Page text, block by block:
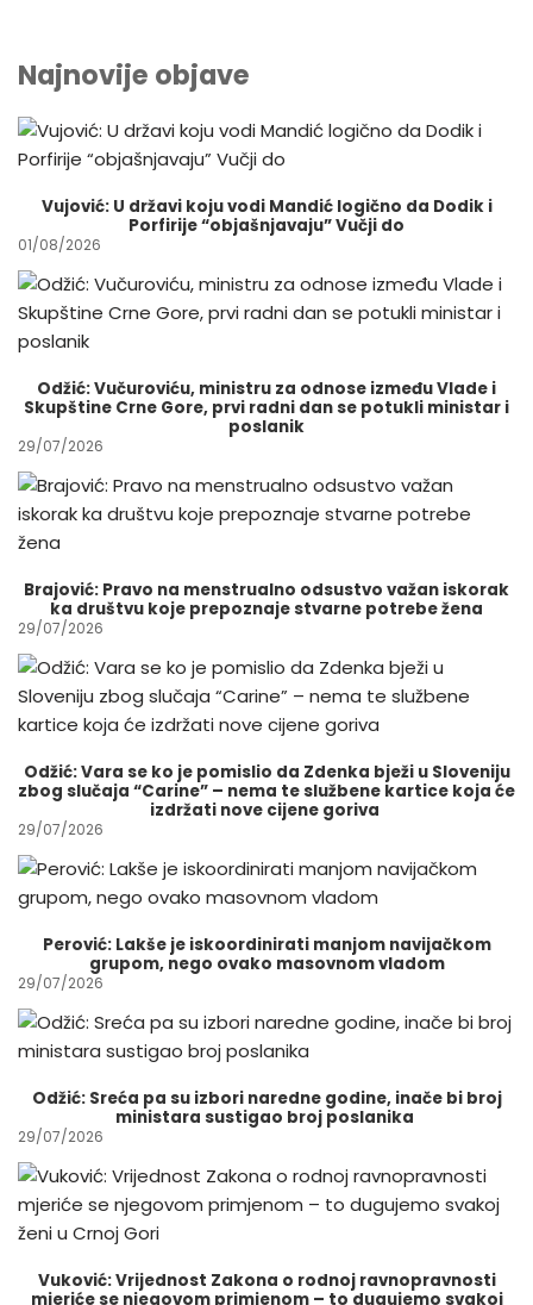
Najnovije objave
Vujović: U državi koju vodi Mandić logično da Dodik i
Porfirije “objašnjavaju” Vučji do
01/08/2026
Odžić: Vučuroviću, ministru za odnose između Vlade i
Skupštine Crne Gore, prvi radni dan se potukli ministar i
poslanik
29/07/2026
Brajović: Pravo na menstrualno odsustvo važan iskorak
ka društvu koje prepoznaje stvarne potrebe žena
29/07/2026
Odžić: Vara se ko je pomislio da Zdenka bježi u Sloveniju
zbog slučaja “Carine” – nema te službene kartice koja će
izdržati nove cijene goriva
29/07/2026
Perović: Lakše je iskoordinirati manjom navijačkom
grupom, nego ovako masovnom vladom
29/07/2026
Odžić: Sreća pa su izbori naredne godine, inače bi broj
ministara sustigao broj poslanika
29/07/2026
Vuković: Vrijednost Zakona o rodnoj ravnopravnosti
mjeriće se njegovom primjenom – to dugujemo svakoj